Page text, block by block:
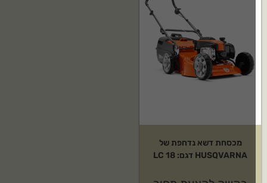
מכסחת דשא נדחפת של
HUSQVARNA דגם: LC 18